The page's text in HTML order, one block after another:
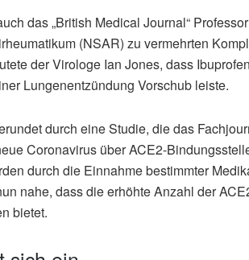
das „British Medical Journal“
(NSAR) zu vermehrten
der Virologe Ian Jones, dass
Lungenentzündung Vorschub leiste.
durch eine Studie, die das
Coronavirus über ACE2-
durch die Einnahme bestimmter
nahe, dass die erhöhte Anzahl der
bietet.